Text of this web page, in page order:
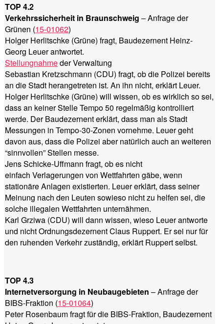
TOP 4.2
Verkehrssicherheit in Braunschweig – Anfrage der
Grünen (15-01062)
Holger Herlitschke (Grüne) fragt, Baudezernent Heinz-
Georg Leuer antwortet.
Stellungnahmeder Verwaltung
Sebastian Kretzschmann (CDU) fragt, ob die Polizei bereits
an die Stadt herangetreten ist. An ihn nicht, erklärt Leuer.
Holger Herlitschke (Grüne) will wissen, ob es wirklich so sei,
dass an keiner Stelle Tempo 50 regelmäßig kontrolliert
werde. Der Baudezernent erklärt, dass man als Stadt
Messungen in Tempo-30-Zonen vornehme. Leuer geht
davon aus, dass die Polizei aber natürlich auch an weiteren
“sinnvollen” Stellen messe.
Jens Schicke-Uffmann fragt, ob es nicht
einfach Verlagerungen von Wettfahrten gäbe, wenn
stationäre Anlagen existierten. Leuer erklärt, dass seiner
Meinung nach den Leuten sowieso nicht zu helfen sei, die
solche illegalen Wettfahrten unternähmen.
Karl Grziwa (CDU) will dann wissen, wieso Leuer antworte
und nicht Ordnungsdezernent Claus Ruppert. Er sei nur für
den ruhenden Verkehr zuständig, erklärt Ruppert selbst.
TOP 4.3
Internetversorgung in Neubaugebieten – Anfrage der
BIBS-Fraktion (15-01064)
Peter Rosenbaum fragt für die BIBS-Fraktion, Baudezernent